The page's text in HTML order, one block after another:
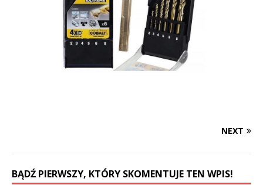
NEXT
BĄDŹ PIERWSZY, KTÓRY SKOMENTUJE TEN WPIS!